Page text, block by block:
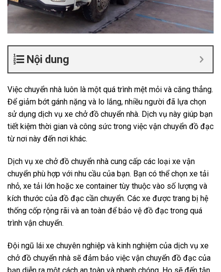
Nội dung
Việc chuyển nhà luôn là một quá trình mệt mỏi và căng thẳng.
Để giảm bớt gánh nặng và lo lắng, nhiều người đã lựa chọn
sử dụng dịch vụ xe chở đồ chuyển nhà. Dịch vụ này giúp bạn
tiết kiệm thời gian và công sức trong việc vận chuyển đồ đạc
từ nơi này đến nơi khác.
Dịch vụ xe chở đồ chuyển nhà cung cấp các loại xe vận
chuyển phù hợp với nhu cầu của bạn. Bạn có thể chọn xe tải
nhỏ, xe tải lớn hoặc xe container tùy thuộc vào số lượng và
kích thước của đồ đạc cần chuyển. Các xe được trang bị hệ
thống cốp rộng rãi và an toàn để bảo vệ đồ đạc trong quá
trình vận chuyển.
Đội ngũ lái xe chuyên nghiệp và kinh nghiệm của dịch vụ xe
chở đồ chuyển nhà sẽ đảm bảo việc vận chuyển đồ đạc của